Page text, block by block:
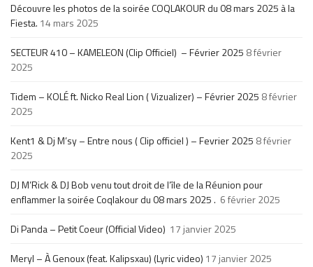
Découvre les photos de la soirée COQLAKOUR du 08 mars 2025 à la
Fiesta. 14 mars 2025
SECTEUR 410 – KAMELEON (Clip Officiel) – Février 2025 8 février
2025
Tidem – KOLÉ ft. Nicko Real Lion ( Vizualizer) – Février 2025 8 février
2025
Kent1 & Dj M’sy – Entre nous ( Clip officiel ) – Fevrier 2025 8 février
2025
DJ M’Rick & DJ Bob venu tout droit de l’île de la Réunion pour
enflammer la soirée Coqlakour du 08 mars 2025 . 6 février 2025
Di Panda – Petit Coeur (Official Video) 17 janvier 2025
Meryl – À Genoux (feat. Kalipsxau) (Lyric video) 17 janvier 2025